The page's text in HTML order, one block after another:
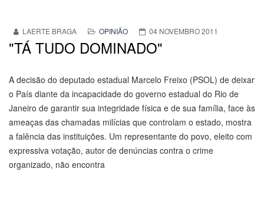
LAERTE BRAGA OPINIÃO 04 NOVEMBRO 2011
"TÁ TUDO DOMINADO"
A decisão do deputado estadual Marcelo Freixo (PSOL) de deixar
o País diante da incapacidade do governo estadual do Rio de
Janeiro de garantir sua integridade física e de sua família, face às
ameaças das chamadas milícias que controlam o estado, mostra
a falência das instituições. Um representante do povo, eleito com
expressiva votação, autor de denúncias contra o crime
organizado, não encontra